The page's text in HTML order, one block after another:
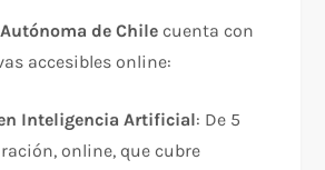
de Chile cuenta con
accesibles online:
Inteligencia Artificial: De 5
online, que cubre